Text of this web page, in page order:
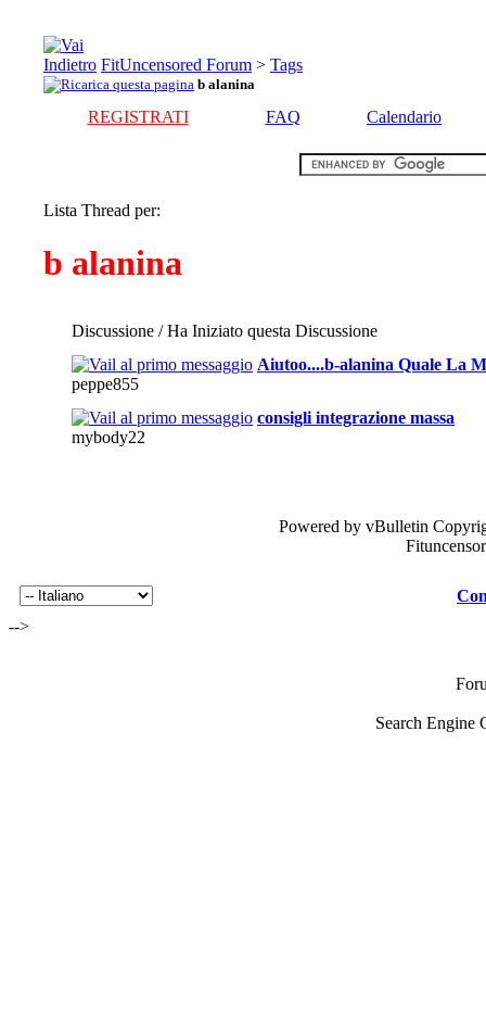
FitUncensored Forum > Tags
b alanina
REGISTRATI FAQ Calendario
Lista Thread per:
b alanina
Discussione / Ha Iniziato questa Discussione
Aiutoo....b-alanina Quale La
peppe855
consigli integrazione massa
mybody22
Powered by vBulletin
-->
Search Engine